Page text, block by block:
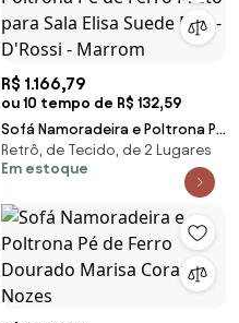
R$ 1.166,79
ou 10 tempo de R$ 132,59
Sofá Namoradeira e Poltrona Pé
de Ferro Preto para Sala Elisa
Suede D03 - D'Rossi - Marrom
Retrô, de Tecido, de 2 Lugares
Em estoque